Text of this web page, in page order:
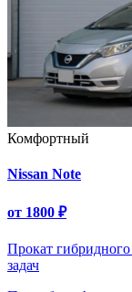
Комфортный
Nissan Note
от 1800 ₽
Прокат
задач